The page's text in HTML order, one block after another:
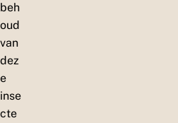
beh
oud
van
dez
e
inse
cte